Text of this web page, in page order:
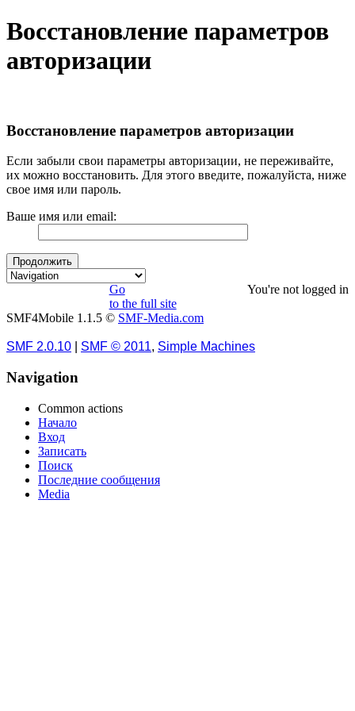
Восстановление параметров
авторизации
Восстановление параметров авторизации
Если забыли свои параметры авторизации, не переживайте,
их можно восстановить. Для этого введите, пожалуйста, ниже
свое имя или пароль.
Ваше имя или email:
You're not logged in
Go
to the full site
SMF4Mobile 1.1.5 © SMF-Media.com
SMF 2.0.10 SMF © 2011, Simple Machines
Navigation
Common actions
Начало
Вход
Записать
Поиск
Последние сообщения
Media